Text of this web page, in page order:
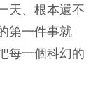
天、根本還不
第一件事就
每一個科幻的